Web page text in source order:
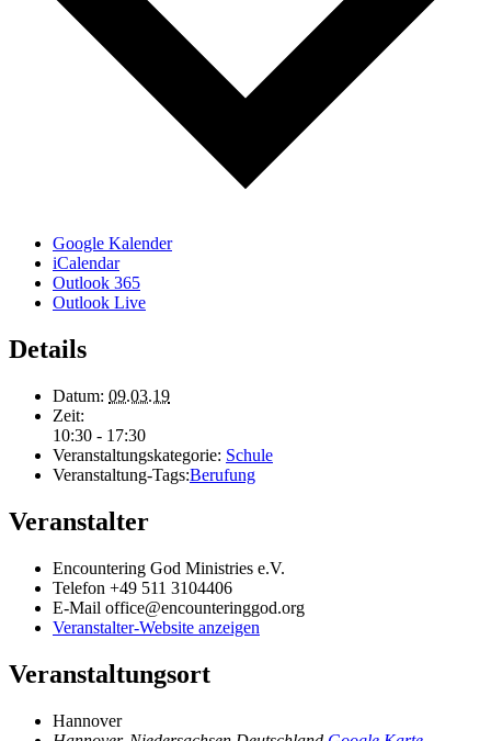
Google Kalender
iCalendar
Outlook 365
Outlook Live
Details
Datum: 09.03.19
Zeit:
10:30 - 17:30
Veranstaltungskategorie: Schule
Veranstaltung-Tags:Berufung
Veranstalter
Encountering God Ministries e.V.
Telefon +49 511 3104406
E-Mail office@encounteringgod.org
Veranstalter-Website anzeigen
Veranstaltungsort
Hannover